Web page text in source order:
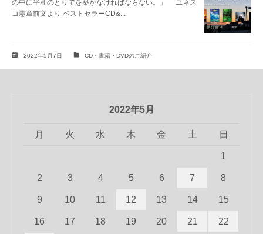
の中に平和のとりでを築かなければならない。」 ユネス
コ憲章前文より ベストセラーCD&...
2022年5月7日 CD・書籍・DVDのご紹介
2022年5月
月 火 水 木 金 土 日
1
2 3 4 5 6 7 8
9 10 11 12 13 14 15
16 17 18 19 20 21 22